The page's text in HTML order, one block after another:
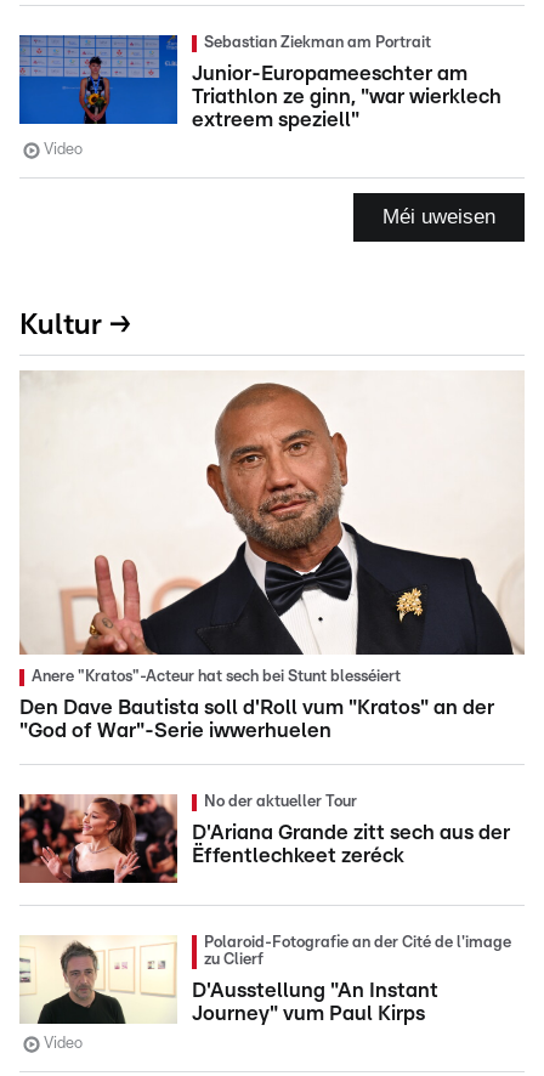
Sebastian Ziekman am Portrait
Junior-Europameeschter am
Triathlon ze ginn, "war wierklech
extreem speziell"
Video
Méi uweisen
Kultur →
Anere "Kratos"-Acteur hat sech bei Stunt blesséiert
Den Dave Bautista soll d'Roll vum "Kratos" an der
"God of War"-Serie iwwerhuelen
No der aktueller Tour
D'Ariana Grande zitt sech aus der
Ëffentlechkeet zeréck
Polaroid-Fotografie an der Cité de l'image
zu Clierf
D'Ausstellung "An Instant
Journey" vum Paul Kirps
Video